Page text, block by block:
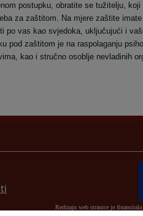
postupku, obratite se tužitelju,
za zaštitom. Na mjere zaštite
po vas kao svjedoka, uključujući i
pod zaštitom je na raspolaganju
kao i stručno osoblje nevladinih
Redizajn web stranice je